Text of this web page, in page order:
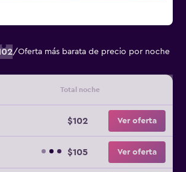
/Oferta más barata de precio por noche
Total noche
$102 Ver oferta
$105 Ver oferta